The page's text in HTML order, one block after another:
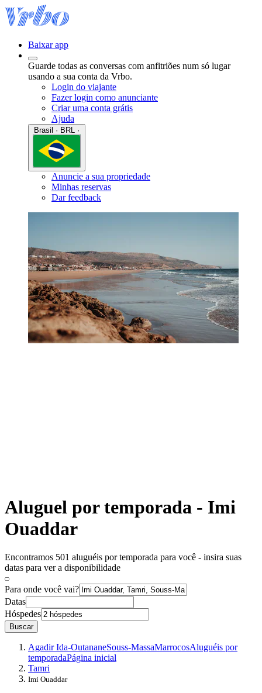
Baixar app
Guarde todas as conversas com anfitriões num só lugar
usando a sua conta da Vrbo.
Login do viajante
Fazer login como anunciante
Criar uma conta grátis
Ajuda
Anuncie a sua propriedade
Minhas reservas
Dar feedback
Aluguel por temporada - Imi
Ouaddar
Encontramos 501 aluguéis por temporada para você - insira suas
datas para ver a disponibilidade
Para onde você vai?
Datas
Hóspedes
Buscar
Agadir Ida-OutananeSouss-MassaMarrocosAluguéis por
temporadaPágina inicial
Tamri
Imi Ouaddar